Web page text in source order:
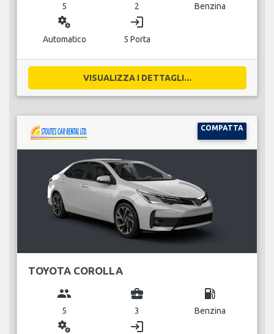
5 2 Benzina
miscellaneous_services
Automatico
login
5 Porta
VISUALIZZA I DETTAGLI...
COMPATTA
TOYOTA COROLLA
group
5
business_center
3
local_gas_station
Benzina
miscellaneous_services login